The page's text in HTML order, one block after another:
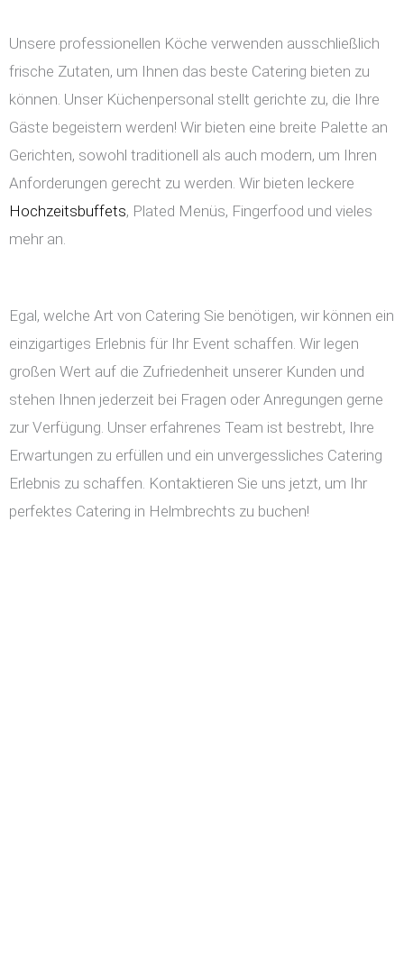
Unsere professionellen Köche verwenden ausschließlich
frische Zutaten, um Ihnen das beste Catering bieten zu
können. Unser Küchenpersonal stellt gerichte zu, die Ihre
Gäste begeistern werden! Wir bieten eine breite Palette an
Gerichten, sowohl traditionell als auch modern, um Ihren
Anforderungen gerecht zu werden. Wir bieten leckere
Hochzeitsbuffets, Plated Menüs, Fingerfood und vieles
mehr an.
Egal, welche Art von Catering Sie benötigen, wir können ein
einzigartiges Erlebnis für Ihr Event schaffen. Wir legen
großen Wert auf die Zufriedenheit unserer Kunden und
stehen Ihnen jederzeit bei Fragen oder Anregungen gerne
zur Verfügung. Unser erfahrenes Team ist bestrebt, Ihre
Erwartungen zu erfüllen und ein unvergessliches Catering
Erlebnis zu schaffen. Kontaktieren Sie uns jetzt, um Ihr
perfektes Catering in Helmbrechts zu buchen!